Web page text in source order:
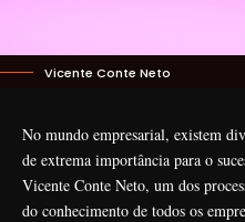
Vicente Conte Neto
No mundo empresarial, existem
de extrema importância para o
Vicente Conte Neto, um dos
do conhecimento de todos os